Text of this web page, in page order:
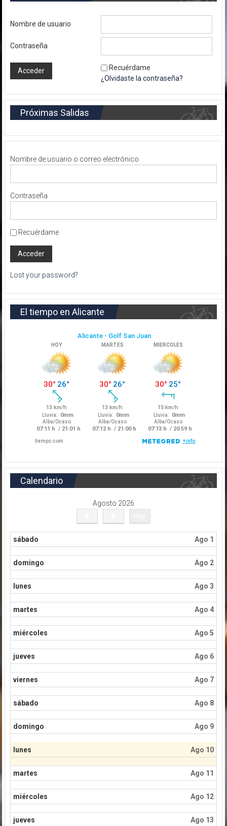
Nombre de usuario
Contraseña
Recuérdame
¿Olvidaste la contraseña?
Próximas Salidas
Nombre de usuario o correo electrónico
Contraseña
Recuérdame
Lost your password?
El tiempo en Alicante
Calendario
Agosto 2026
sábado Ago 1
domingo Ago 2
lunes Ago 3
martes Ago 4
miércoles Ago 5
jueves Ago 6
viernes Ago 7
sábado Ago 8
domingo Ago 9
lunes Ago 10
martes Ago 11
miércoles Ago 12
jueves Ago 13